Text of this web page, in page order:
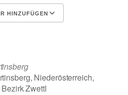
HINZUFÜGEN
Niederösterreich,
Zwettl